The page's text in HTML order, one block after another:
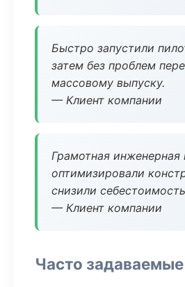
Быстро запустили
затем без проблем
массовому выпуску.
— Клиент компании
Грамотная инженерная
оптимизировали
снизили
— Клиент компании
Часто